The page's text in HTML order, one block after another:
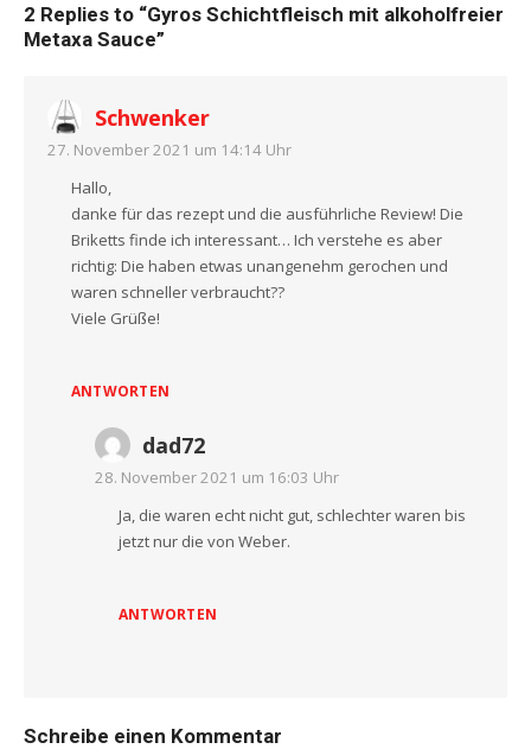
2 Replies to “Gyros Schichtfleisch mit alkoholfreier
Metaxa Sauce”
Schwenker
27. November 2021 um 14:14 Uhr
Hallo,
danke für das rezept und die ausführliche Review! Die
Briketts finde ich interessant… Ich verstehe es aber
richtig: Die haben etwas unangenehm gerochen und
waren schneller verbraucht??
Viele Grüße!
ANTWORTEN
dad72
28. November 2021 um 16:03 Uhr
Ja, die waren echt nicht gut, schlechter waren bis
jetzt nur die von Weber.
ANTWORTEN
Schreibe einen Kommentar